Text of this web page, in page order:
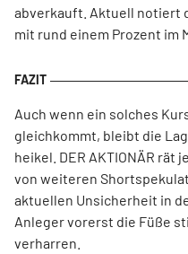
abverkauft. Aktuell notiert
mit rund einem Prozent im
Auch wenn ein solches
gleichkommt, bleibt die
heikel. DER AKTIONÄR
von weiteren
aktuellen Unsicherheit in
Anleger vorerst die Füße
verharren.